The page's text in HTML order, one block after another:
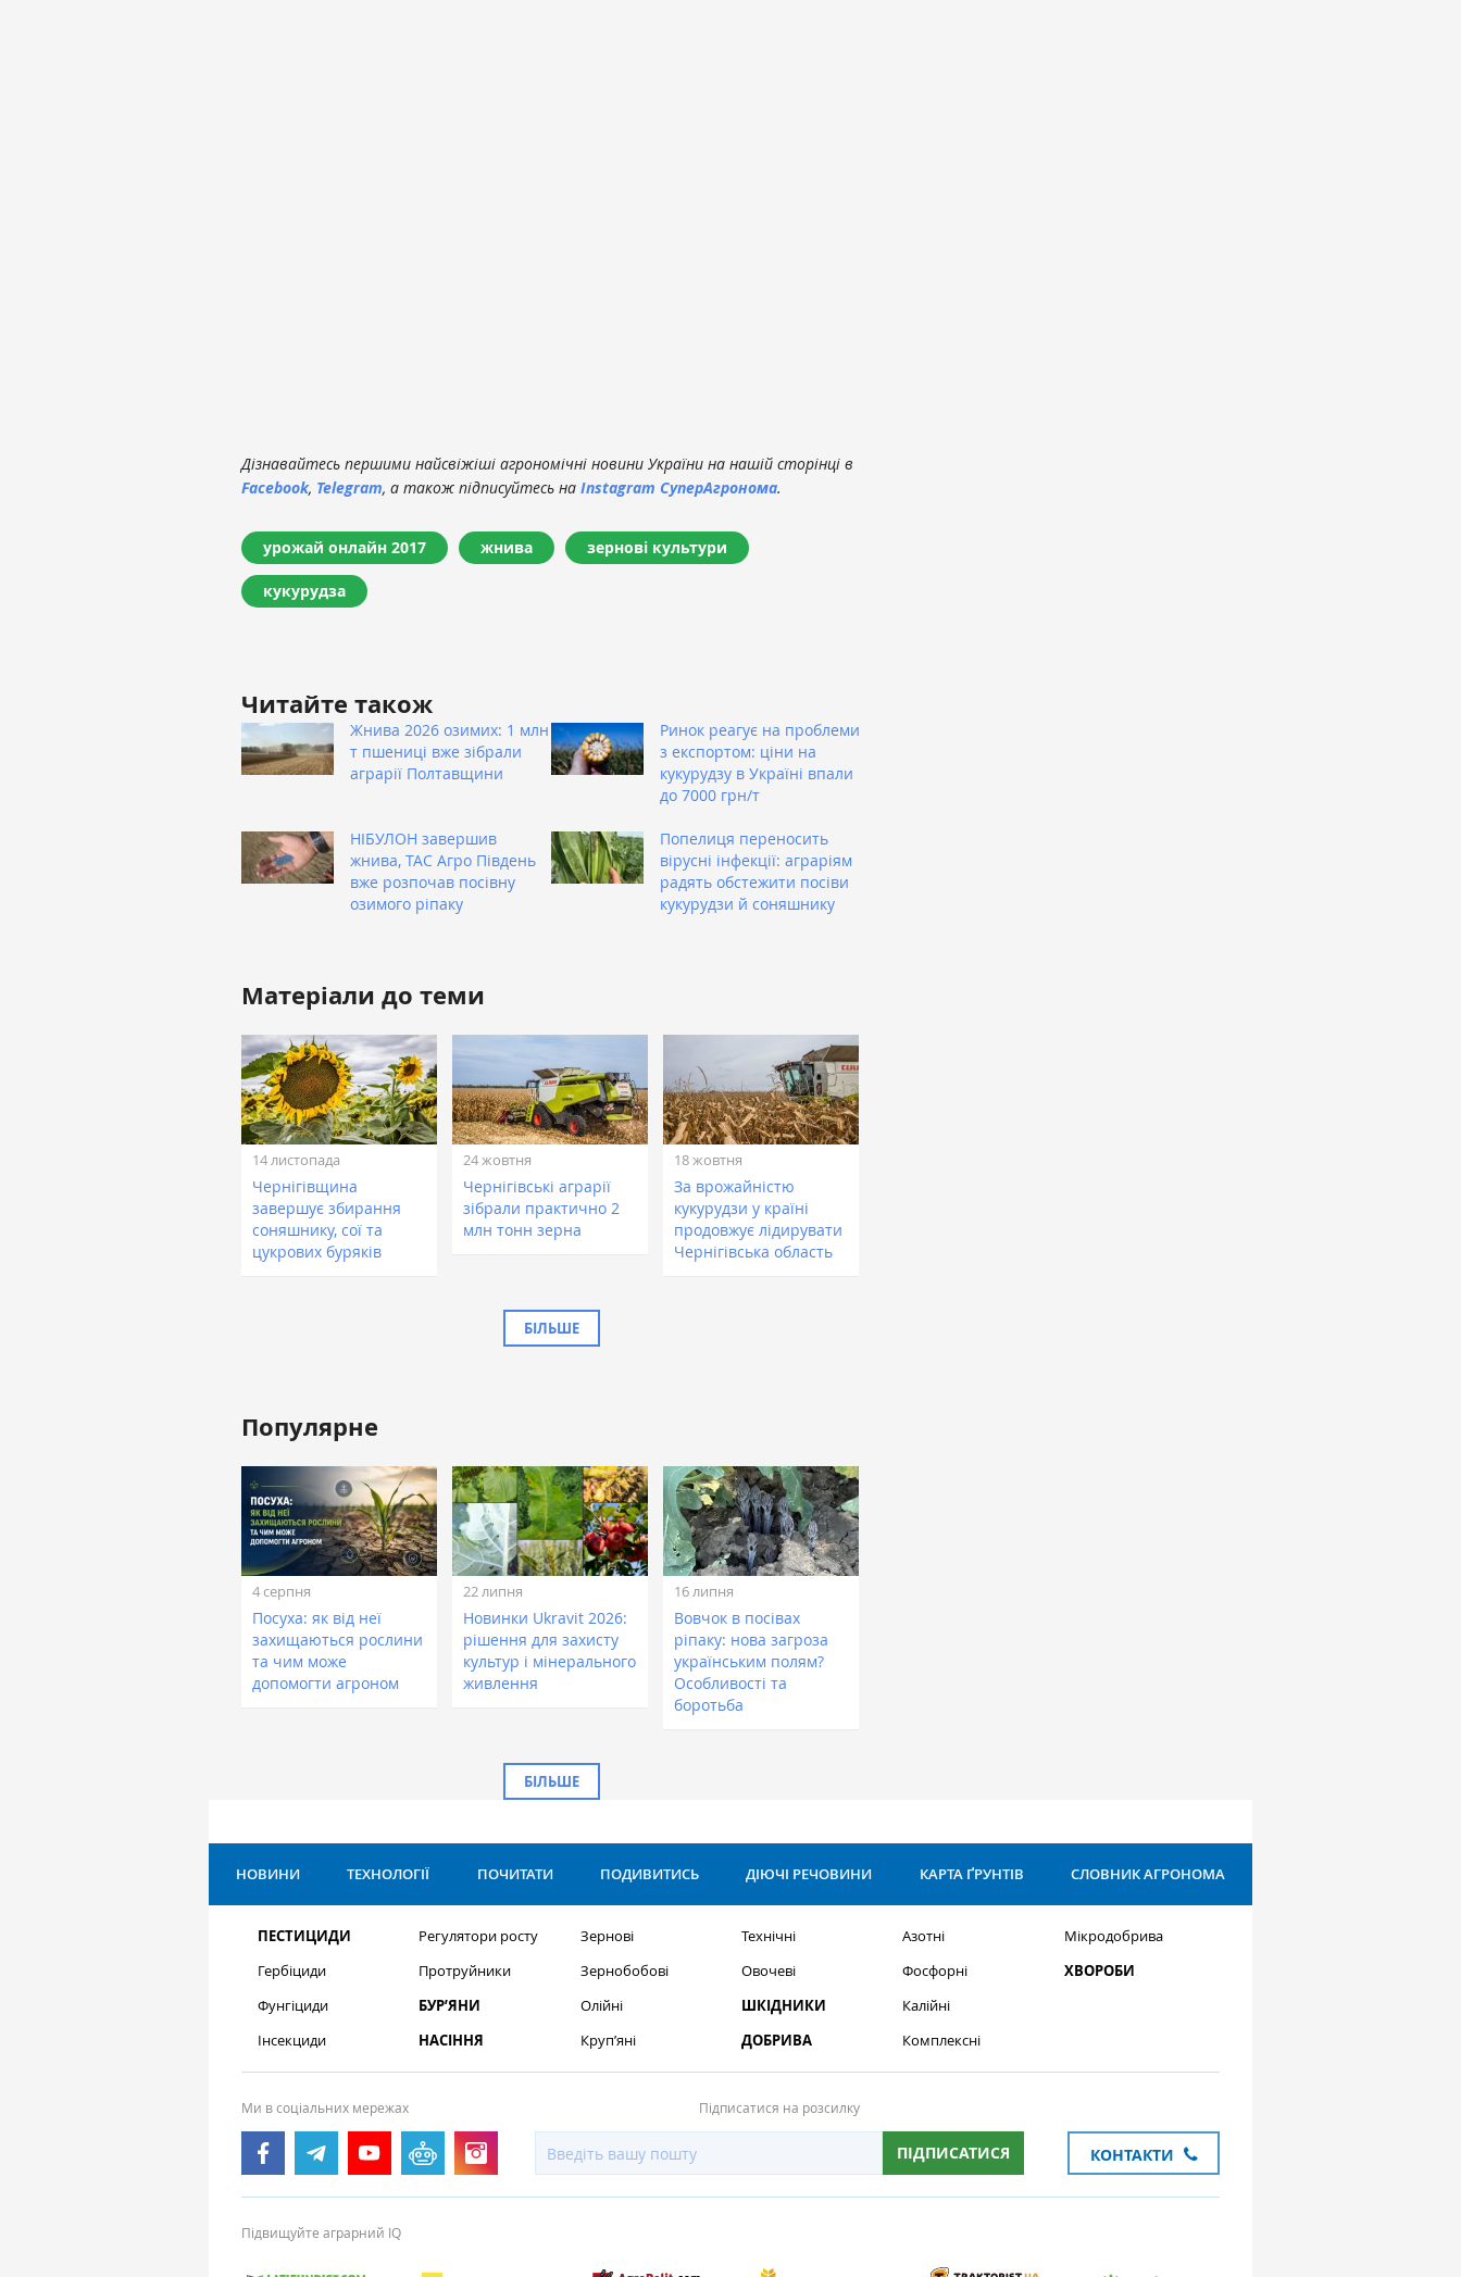
Дізнавайтесь першими найсвіжіші агрономічні новини України на нашій сторінці в
Facebook, Telegram, а також підписуйтесь на Instagram СуперАгронома.
урожай онлайн 2017 жнива зернові культури
кукурудза
Читайте також
Жнива 2026 озимих: 1 млн
т пшениці вже зібрали
аграрії Полтавщини
Ринок реагує на проблеми
з експортом: ціни на
кукурудзу в Україні впали
до 7000 грн/т
НІБУЛОН завершив
жнива, ТАС Агро Південь
вже розпочав посівну
озимого ріпаку
Попелиця переносить
вірусні інфекції: аграріям
радять обстежити посіви
кукурудзи й соняшнику
Матеріали до теми
14 листопада
Чернігівщина
завершує збирання
соняшнику, сої та
цукрових буряків
24 жовтня
Чернігівські аграрії
зібрали практично 2
млн тонн зерна
18 жовтня
За врожайністю
кукурудзи у країні
продовжує лідирувати
Чернігівська область
БІЛЬШЕ
Популярне
4 серпня
Посуха: як від неї
захищаються рослини
та чим може
допомогти агроном
22 липня
Новинки Ukravit 2026:
рішення для захисту
культур і мінерального
живлення
16 липня
Вовчок в посівах
ріпаку: нова загроза
українським полям?
Особливості та
боротьба
БІЛЬШЕ
НОВИНИ ТЕХНОЛОГІЇ ПОЧИТАТИ ПОДИВИТИСЬ ДІЮЧІ РЕЧОВИНИ КАРТА ҐРУНТІВ СЛОВНИК АГРОНОМА
ПЕСТИЦИДИ
Гербіциди
Фунгіциди
Інсекциди
Регулятори росту
Протруйники
БУР’ЯНИ
НАСІННЯ
Зернові
Зернобобові
Олійні
Круп’яні
Технічні
Овочеві
ШКІДНИКИ
ДОБРИВА
Азотні
Фосфорні
Калійні
Комплексні
Мікродобрива
ХВОРОБИ
Ми в соціальних мережах Підписатися на розсилку
ПІДПИСАТИСЯ КОНТАКТИ
Підвищуйте аграрний IQ